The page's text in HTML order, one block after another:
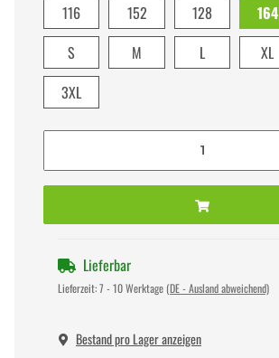
116
152 128 164
S
M L XL
3XL
Lieferbar
Lieferzeit:7 - 10 Werktage (DE - Ausland abweichend)
Bestand pro Lager anzeigen